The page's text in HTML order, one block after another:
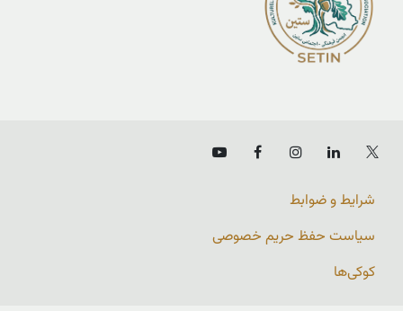
شرایط و ضوابط
سیاست حفظ حریم خصوصی
کوکی‌ها